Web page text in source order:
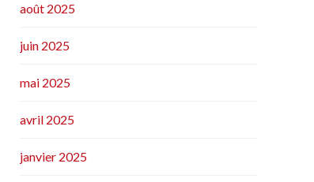
août 2025
juin 2025
mai 2025
avril 2025
janvier 2025